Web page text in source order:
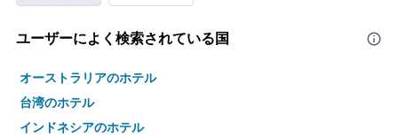
ユーザーによく検索されている国
オーストラリアのホテル
台湾のホテル
インドネシアのホテル